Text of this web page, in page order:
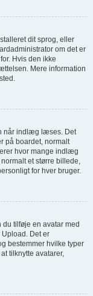
dit sprog, eller
om det er
Hvis den ikke
Mere information
når indlæg læses. Det
på boardet, normalt
hvor mange indlæg
et større billede,
for hver bruger.
du tilføje en avatar med
Det er
bestemmer hvilke typer
tilknytte avatarer,